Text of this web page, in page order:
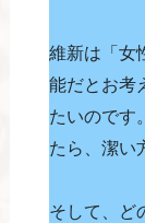
維新は「女
能だとお考
たいのです
たら、潔い
そして、ど